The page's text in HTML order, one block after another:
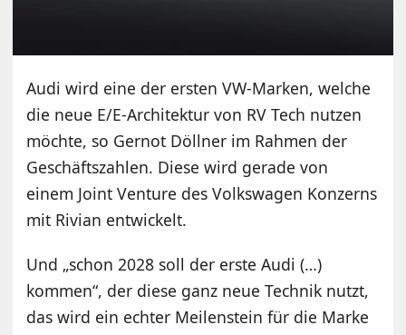
Audi wird eine der ersten VW-Marken, welche
die neue E/E-Architektur von RV Tech nutzen
möchte, so Gernot Döllner im Rahmen der
Geschäftszahlen. Diese wird gerade von
einem Joint Venture des Volkswagen Konzerns
mit Rivian entwickelt.
Und „schon 2028 soll der erste Audi (…)
kommen“, der diese ganz neue Technik nutzt,
das wird ein echter Meilenstein für die Marke